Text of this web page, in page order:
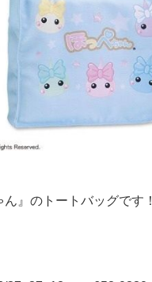
ん』のトートバッグです！